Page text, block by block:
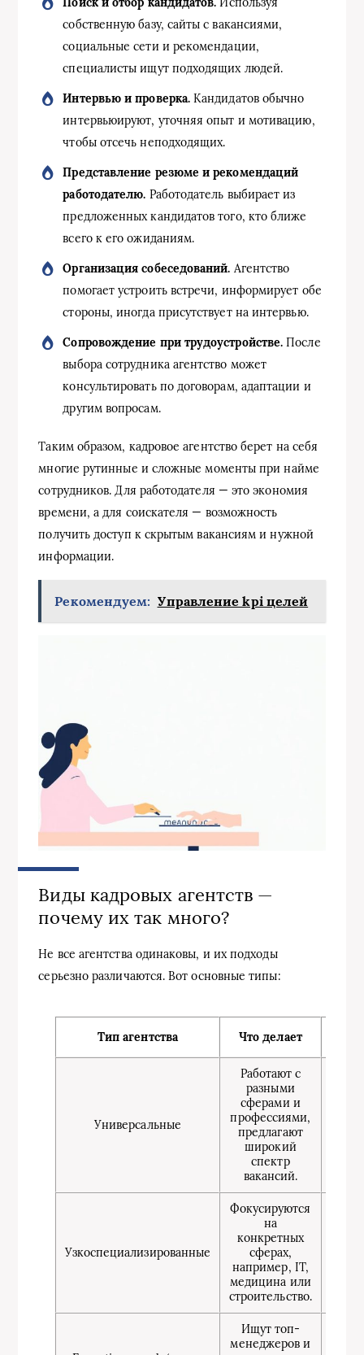
собственную базу, сайты с вакансиями,
социальные сети и рекомендации,
специалисты ищут подходящих людей.
Интервью и проверка. Кандидатов обычно
интервьюируют, уточняя опыт и мотивацию,
чтобы отсечь неподходящих.
Представление резюме и рекомендаций
работодателю. Работодатель выбирает из
предложенных кандидатов того, кто ближе
всего к его ожиданиям.
Организация собеседований. Агентство
помогает устроить встречи, информирует обе
стороны, иногда присутствует на интервью.
Сопровождение при трудоустройстве. После
выбора сотрудника агентство может
консультировать по договорам, адаптации и
другим вопросам.
Таким образом, кадровое агентство берет на себя
многие рутинные и сложные моменты при найме
сотрудников. Для работодателя — это экономия
времени, а для соискателя — возможность
получить доступ к скрытым вакансиям и нужной
информации.
Рекомендуем: Управление kpi целей
Виды кадровых агентств —
почему их так много?
Не все агентства одинаковы, и их подходы
серьезно различаются. Вот основные типы:
Тип агентства Что делает
Универсальные
Работают с
разными
сферами и
профессиями,
предлагают
широкий
спектр
вакансий.
Узкоспециализированные
Фокусируются
на
конкретных
сферах,
например, IT,
медицина или
строительство.
Ищут топ-
менеджеров и